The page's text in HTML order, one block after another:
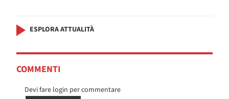
ESPLORA ATTUALITÀ
COMMENTI
Devi fare login per commentare